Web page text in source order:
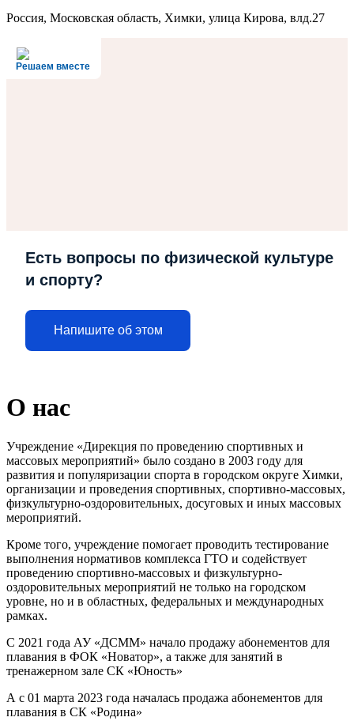
Россия, Московская область, Химки, улица Кирова, влд.27
Решаем вместе
Есть вопросы по физической культуре
и спорту?
Напишите об этом
О нас
Учреждение «Дирекция по проведению спортивных и
массовых мероприятий» было создано в 2003 году для
развития и популяризации спорта в городском округе Химки,
организации и проведения спортивных, спортивно-массовых,
физкультурно-оздоровительных, досуговых и иных массовых
мероприятий.
Кроме того, учреждение помогает проводить тестирование
выполнения нормативов комплекса ГТО и содействует
проведению спортивно-массовых и физкультурно-
оздоровительных мероприятий не только на городском
уровне, но и в областных, федеральных и международных
рамках.
С 2021 года АУ «ДСММ» начало продажу абонементов для
плавания в ФОК «Новатор», а также для занятий в
тренажерном зале СК «Юность»
А с 01 марта 2023 года началась продажа абонементов для
плавания в СК «Родина»